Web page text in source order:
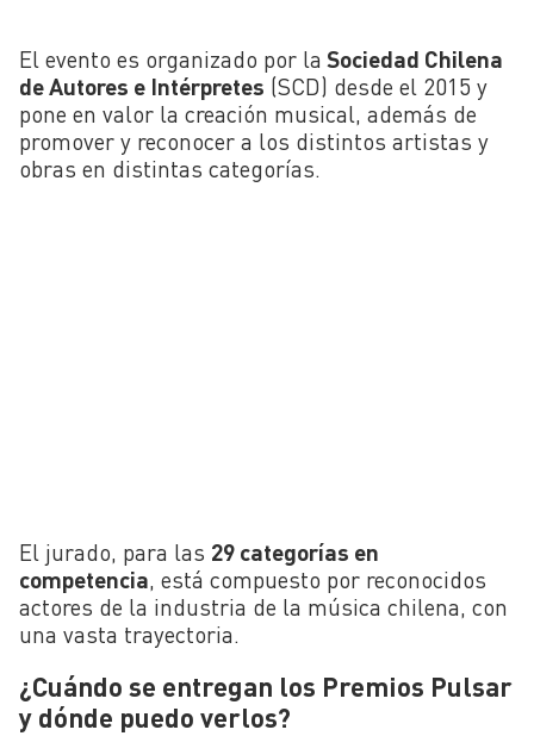
El evento es organizado por la Sociedad Chilena
de Autores e Intérpretes (SCD) desde el 2015 y
pone en valor la creación musical, además de
promover y reconocer a los distintos artistas y
obras en distintas categorías.
El jurado, para las 29 categorías en
competencia, está compuesto por reconocidos
actores de la industria de la música chilena, con
una vasta trayectoria.
¿Cuándo se entregan los Premios Pulsar
y dónde puedo verlos?